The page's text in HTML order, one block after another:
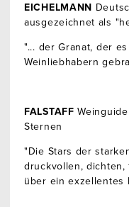
EICHELMANN
ausgezeichnet als
"... der Granat, der
Weinliebhabern
FALSTAFF
Sternen
"Die Stars der
druckvollen, dichten,
über ein exzellentes